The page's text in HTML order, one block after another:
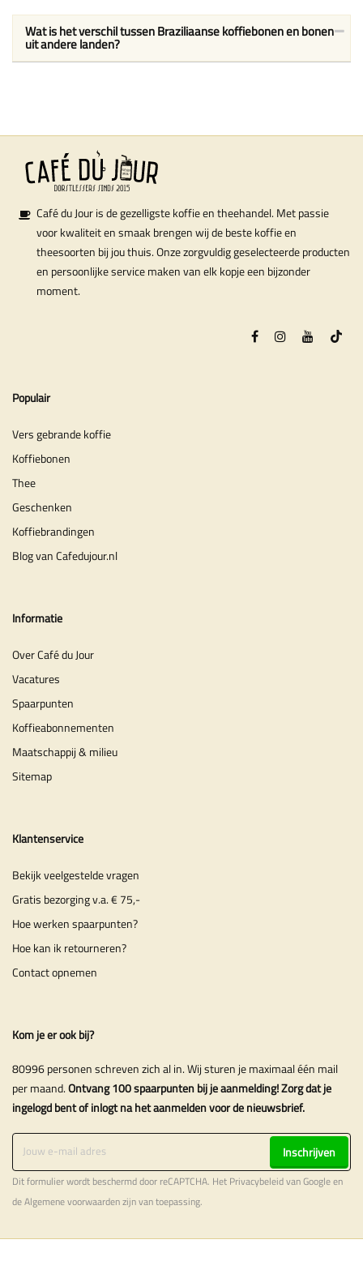
Wat is het verschil tussen Braziliaanse koffiebonen en bonen
uit andere landen?
Café du Jour is de gezelligste koffie en theehandel. Met passie
voor kwaliteit en smaak brengen wij de beste koffie en
theesoorten bij jou thuis. Onze zorgvuldig geselecteerde producten
en persoonlijke service maken van elk kopje een bijzonder
moment.
Populair
Vers gebrande koffie
Koffiebonen
Thee
Geschenken
Koffiebrandingen
Blog van Cafedujour.nl
Informatie
Over Café du Jour
Vacatures
Spaarpunten
Koffieabonnementen
Maatschappij & milieu
Sitemap
Klantenservice
Bekijk veelgestelde vragen
Gratis bezorging v.a. € 75,-
Hoe werken spaarpunten?
Hoe kan ik retourneren?
Contact opnemen
Kom je er ook bij?
80996 personen schreven zich al in. Wij sturen je maximaal één mail
per maand.Ontvang 100 spaarpunten bij je aanmelding! Zorg dat je
ingelogd bent of inlogt na het aanmelden voor de nieuwsbrief.
Inschrijven
Dit formulier wordt beschermd door reCAPTCHA. Het Privacybeleidvan Google en
deAlgemene voorwaardenzijn van toepassing.